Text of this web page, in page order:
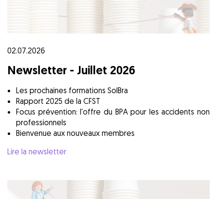
02.07.2026
Newsletter - Juillet 2026
Les prochaines formations SolBra
Rapport 2025 de la CFST
Focus prévention: l'offre du BPA pour les accidents non
professionnels
Bienvenue aux nouveaux membres
Lire la newsletter